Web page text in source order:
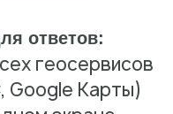
ответов:
геосервисов
Google Карты)